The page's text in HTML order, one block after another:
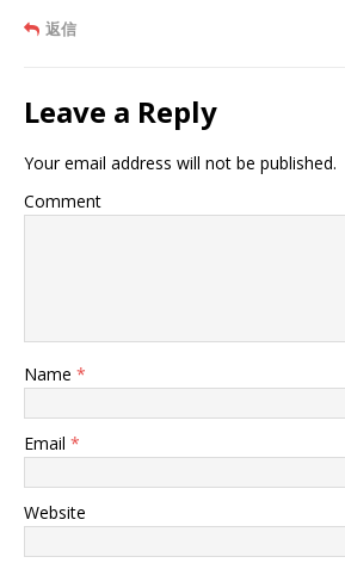
返信
Leave a Reply
Your email address will not be published.
Comment
Name *
Email *
Website